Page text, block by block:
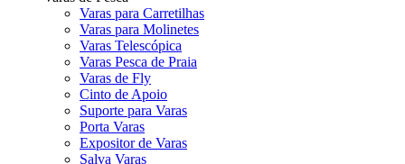
Varas para Carretilhas
Varas para Molinetes
Varas Telescópica
Varas Pesca de Praia
Varas de Fly
Cinto de Apoio
Suporte para Varas
Porta Varas
Expositor de Varas
Salva Varas